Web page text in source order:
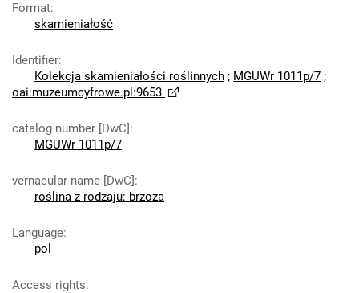
Format:
skamieniałość
Identifier:
Kolekcja skamieniałości roślinnych ; MGUWr 1011p/7 ;
oai:muzeumcyfrowe.pl:9653
catalog number [DwC]:
MGUWr 1011p/7
vernacular name [DwC]:
roślina z rodzaju: brzoza
Language:
pol
Access rights: